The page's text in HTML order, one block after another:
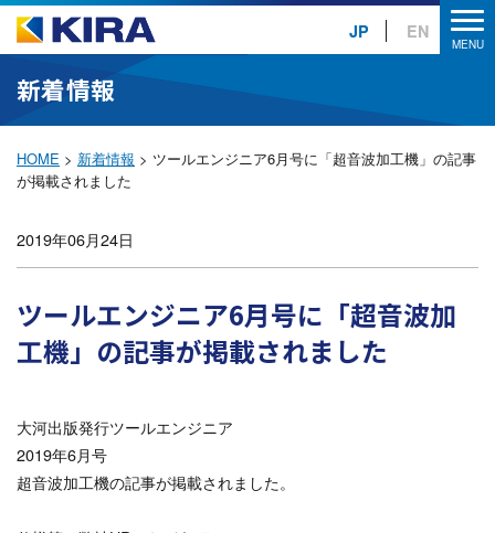
JP EN
新着情報
HOME > 新着情報 > ツールエンジニア6月号に「超音波加工機」の記事
が掲載されました
2019年06月24日
ツールエンジニア6月号に「超音波加
工機」の記事が掲載されました
大河出版発行ツールエンジニア
2019年6月号
超音波加工機の記事が掲載されました。